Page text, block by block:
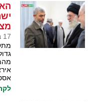
17 ב מרץ 2025